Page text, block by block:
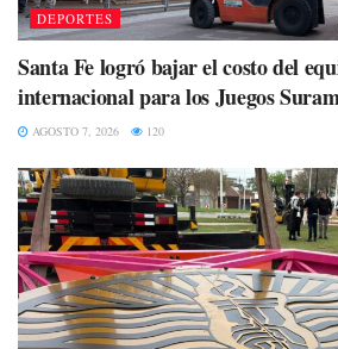
DEPORTES
Santa Fe logró bajar el costo del
internacional para los Juegos
AGOSTO 7, 2026 120